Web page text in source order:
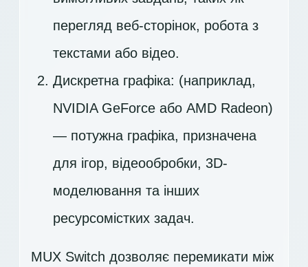
перегляд веб-сторінок, робота з
текстами або відео.
Дискретна графіка: (наприклад,
NVIDIA GeForce або AMD Radeon)
— потужна графіка, призначена
для ігор, відеообробки, 3D-
моделювання та інших
ресурсомістких задач.
MUX Switch дозволяє перемикати між